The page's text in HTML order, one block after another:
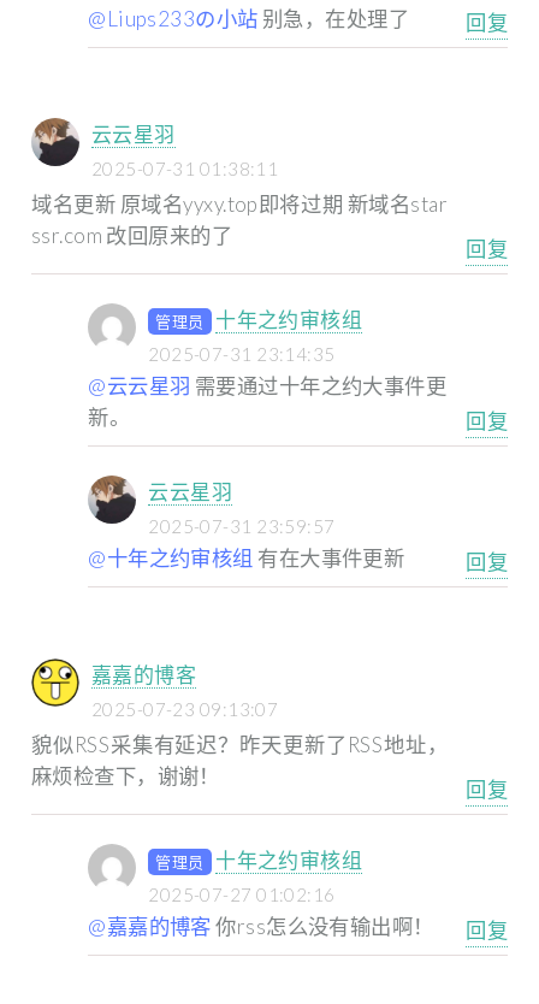
@Liups233の小站 别急，在处理了 回复
云云星羽
2025-07-31 01:38:11
域名更新 原域名yyxy.top即将过期 新域名star
ssr.com 改回原来的了
回复
管理员 十年之约审核组
2025-07-31 23:14:35
@云云星羽 需要通过十年之约大事件更
新。
回复
云云星羽
2025-07-31 23:59:57
@十年之约审核组 有在大事件更新 回复
嘉嘉的博客
2025-07-23 09:13:07
貌似RSS采集有延迟？昨天更新了RSS地址，
麻烦检查下，谢谢！
回复
管理员 十年之约审核组
2025-07-27 01:02:16
@嘉嘉的博客你rss怎么没有输出啊！ 回复